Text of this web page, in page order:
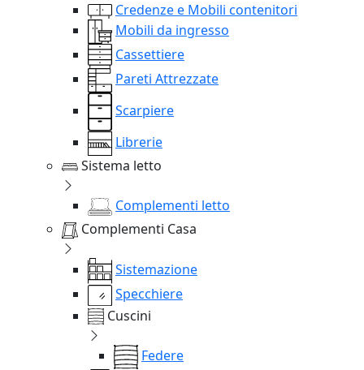
Credenze e Mobili contenitori
Mobili da ingresso
Cassettiere
Pareti Attrezzate
Scarpiere
Librerie
Sistema letto
Complementi letto
Complementi Casa
Sistemazione
Specchiere
Cuscini
Federe